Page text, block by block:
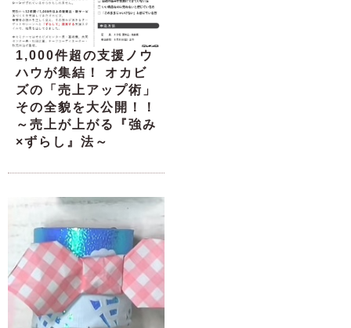
1,000件超の支援ノウ
ハウが集結！ オカビ
ズの「売上アップ術」
その全貌を大公開！！
～売上が上がる『強み
×ずらし』法～